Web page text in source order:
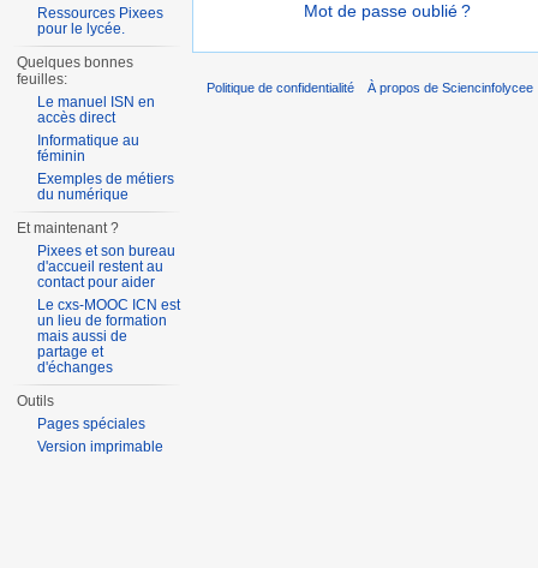
Mot de passe oublié ?
Ressources Pixees
pour le lycée.
Quelques bonnes
feuilles:
Le manuel ISN en
accès direct
Informatique au
féminin
Exemples de métiers
du numérique
Et maintenant ?
Pixees et son bureau
d'accueil restent au
contact pour aider
Le cxs-MOOC ICN est
un lieu de formation
mais aussi de
partage et
d'échanges
Outils
Pages spéciales
Version imprimable
Politique de confidentialité À propos de Sciencinfolycee